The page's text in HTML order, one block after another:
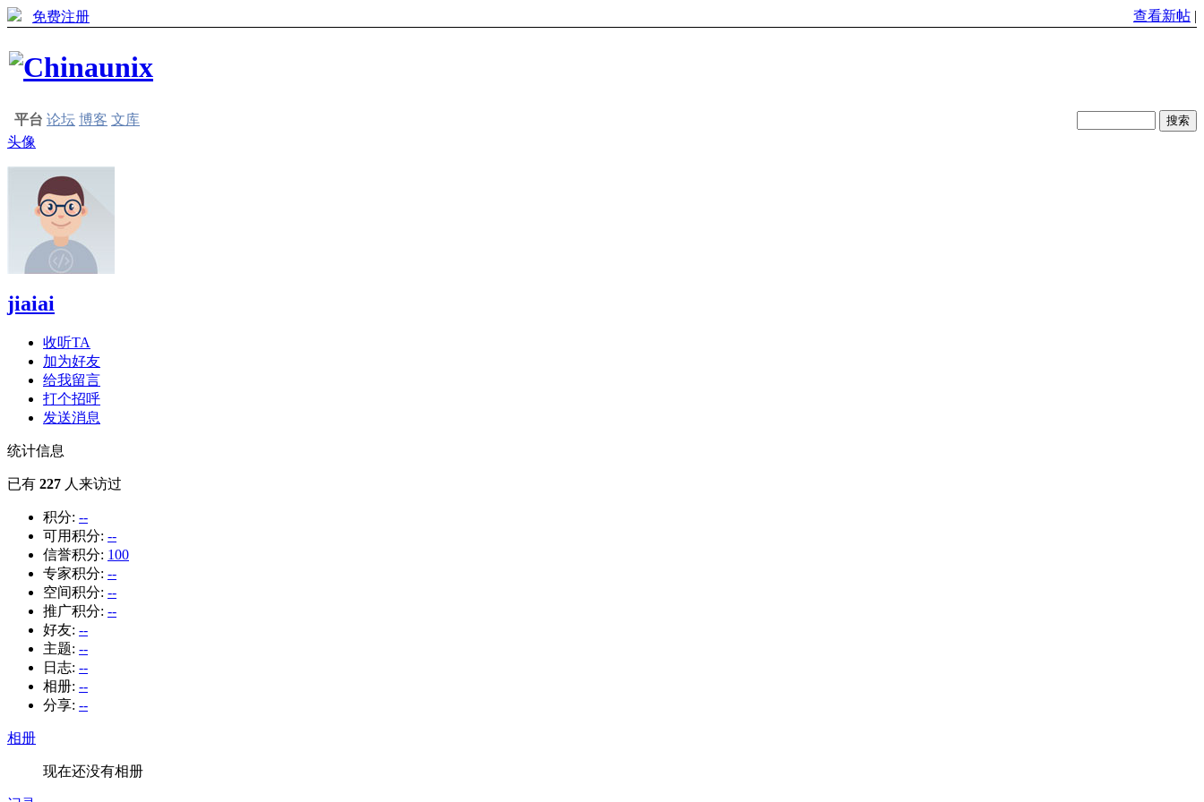
免费注册 查看新帖 |
平台 论坛 博客 文库
头像
jiaiai
收听TA
加为好友
给我留言
打个招呼
发送消息
统计信息
已有 227 人来访过
积分: --
可用积分: --
信誉积分: 100
专家积分: --
空间积分: --
推广积分: --
好友: --
主题: --
日志: --
相册: --
分享: --
相册
现在还没有相册